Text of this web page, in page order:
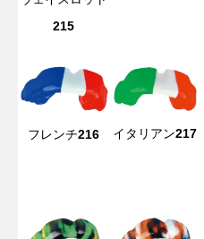
215
フレンチ216 イタリアン217